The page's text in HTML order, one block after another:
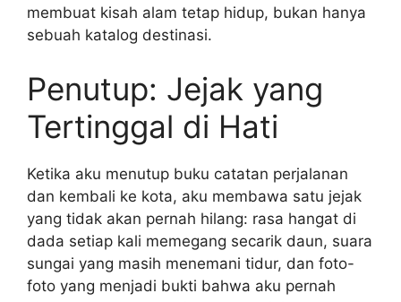
membuat kisah alam tetap hidup, bukan hanya
sebuah katalog destinasi.
Penutup: Jejak yang
Tertinggal di Hati
Ketika aku menutup buku catatan perjalanan
dan kembali ke kota, aku membawa satu jejak
yang tidak akan pernah hilang: rasa hangat di
dada setiap kali memegang secarik daun, suara
sungai yang masih menemani tidur, dan foto-
foto yang menjadi bukti bahwa aku pernah